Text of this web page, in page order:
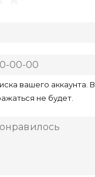
вашего аккаунта. В
не будет.